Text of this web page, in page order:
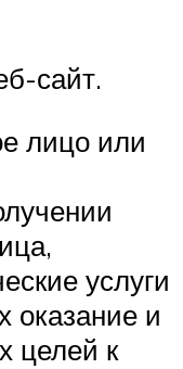
сайт.
лицо или
услуги
оказание и
целей к